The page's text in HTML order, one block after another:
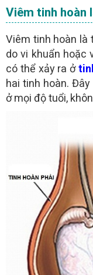
Viêm tinh hoàn
Viêm tinh hoàn là
do vi khuẩn hoặc
có thể xảy ra ở
hai tinh hoàn.
ở mọi độ tuổi,